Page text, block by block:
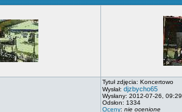
Tytuł zdjęcia: Koncertowo
Wysłał: djzbycho65
Wysłany: 2012-07-26, 09:29
Odsłon: 1334
Oceny: nie ocenione